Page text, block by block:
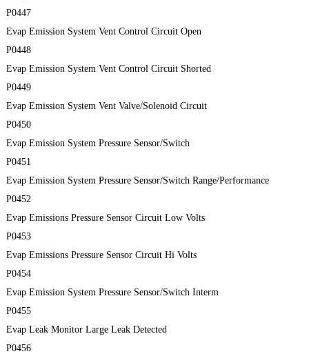
P0447
Evap Emission System Vent Control Circuit Open
P0448
Evap Emission System Vent Control Circuit Shorted
P0449
Evap Emission System Vent Valve/Solenoid Circuit
P0450
Evap Emission System Pressure Sensor/Switch
P0451
Evap Emission System Pressure Sensor/Switch Range/Performance
P0452
Evap Emissions Pressure Sensor Circuit Low Volts
P0453
Evap Emissions Pressure Sensor Circuit Hi Volts
P0454
Evap Emission System Pressure Sensor/Switch Interm
P0455
Evap Leak Monitor Large Leak Detected
P0456